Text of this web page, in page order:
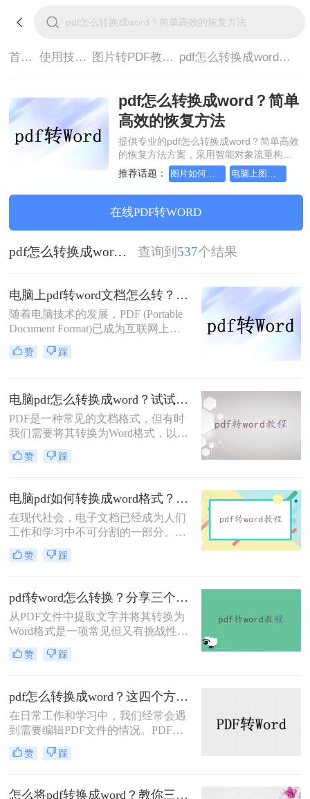
首页> 使用技巧> 图片转PDF教程> pdf怎么转换成word？简单高效的恢复方法
pdf怎么转换成word？简单
高效的恢复方法
提供专业的pdf怎么转换成word？简单高效
的恢复方法方案，采用智能对象流重构技
术，确保文档1:1高保真还原且排版不乱
码。支持一键批量处理，全链路 SSL 加密
保障隐私安全。助您快速实现pdf怎么转换
成word？简单高效的恢复方法，无需安
装，高效办公。
推荐话题： 图片如何转成pdf文档，超好用的方法
在线PDF转WORD
pdf怎么转换成word？简单高效的恢复方法 查询到 537个结果
电脑上pdf转word文档怎么转？教你三种好用的方法！
随着电脑技术的发展，PDF (Portable
Document Format)已成为互联网上最
受欢迎的文档格式之一。然而，在某
些情况下，我们可能需要将PDF文件
容。本文将向您介绍电脑上pdf转word
文档怎么转方法，帮助您轻松地将
PDF文件转换为Word文档。
赞 踩
电脑pdf怎么转换成word？试试这三个转换方法！
PDF是一种常见的文档格式，但有时
我们需要将其转换为Word格式，以便
编辑、修改或复制其中的内容。那
么，电脑pdf怎么转换成word呢？本文
法。
赞 踩
电脑pdf如何转换成word格式？教你二种好用的方法！
在现代社会，电子文档已经成为人们
工作和学习中不可分割的一部分。有
时我们可能会在电脑中收到一些重要
的PDF文件，但由于一些需要进行编
其转换成Word格式。本文将详细介绍
电脑pdf如何转换成word格式。​
赞 踩
pdf转word怎么转换？分享三个简单的方法！
从PDF文件中提取文字并将其转换为
Word格式是一项常见但又有挑战性的
任务。无论是为了编辑、复制或者重
新格式化内容，将PDF转为Word可以
中，我们将介绍pdf转word怎么转换方
法，帮助您实现这一转换。
赞 踩
pdf怎么转换成word？这四个方法教你轻松搞定！
在日常工作和学习中，我们经常会遇
到需要编辑PDF文件的情况。PDF文
件格式的普及使得我们可以在不同的
设备上阅读和分享文件，但它也带来
题。幸运的是，现在有一种简单而高
赞 踩
怎么将pdf转换成word？教你三个方法！